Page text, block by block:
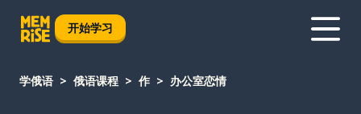
开始学习
学俄语 俄语课程 作 办公室恋情